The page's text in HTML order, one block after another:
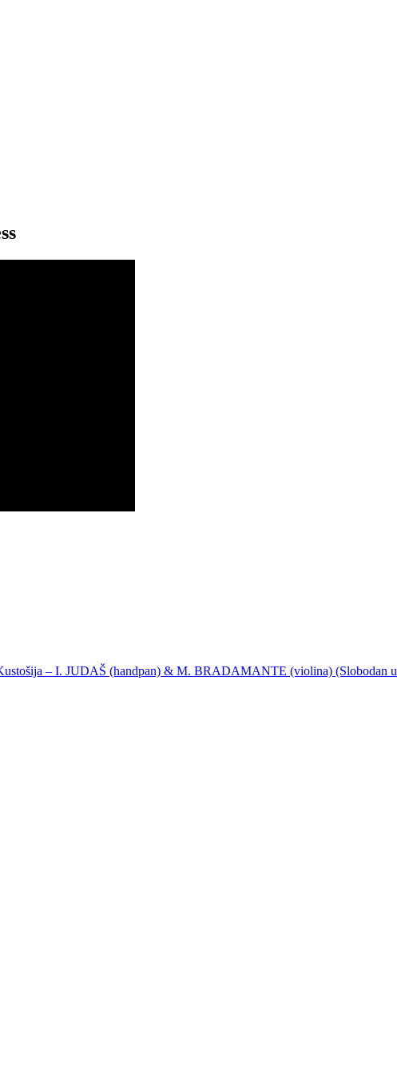
– I. JUDAŠ (handpan) & M. BRADAMANTE (violina) (Slobodan